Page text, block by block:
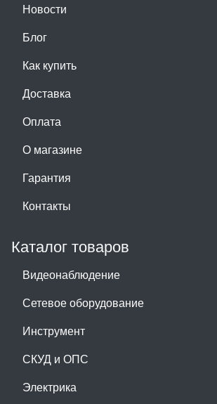
Новости
Блог
Как купить
Доставка
Оплата
О магазине
Гарантия
Контакты
Каталог товаров
Видеонаблюдение
Сетевое оборудование
Инструмент
СКУД и ОПС
Электрика